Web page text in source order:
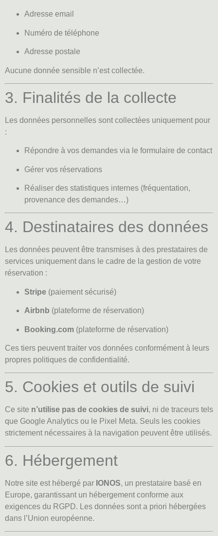
Adresse email
Numéro de téléphone
Adresse postale
Aucune donnée sensible n’est collectée.
3. Finalités de la collecte
Les données personnelles sont collectées uniquement pour
:
Répondre à vos demandes via le formulaire de contact
Gérer vos réservations
Réaliser des statistiques internes (fréquentation,
provenance des demandes…)
4. Destinataires des données
Les données peuvent être transmises à des prestataires de
services uniquement dans le cadre de la gestion de votre
réservation :
Stripe (paiement sécurisé)
Airbnb (plateforme de réservation)
Booking.com (plateforme de réservation)
Ces tiers peuvent traiter vos données conformément à leurs
propres politiques de confidentialité.
5. Cookies et outils de suivi
Ce site n’utilise pas de cookies de suivi, ni de traceurs tels
que Google Analytics ou le Pixel Meta. Seuls les cookies
strictement nécessaires à la navigation peuvent être utilisés.
6. Hébergement
Notre site est hébergé par IONOS, un prestataire basé en
Europe, garantissant un hébergement conforme aux
exigences du RGPD. Les données sont a priori hébergées
dans l’Union européenne.